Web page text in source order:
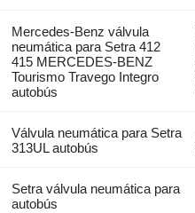
Mercedes-Benz válvula
neumática para Setra 412
415 MERCEDES-BENZ
Tourismo Travego Integro
autobús
Válvula neumática para Setra
313UL autobús
Setra válvula neumática para
autobús